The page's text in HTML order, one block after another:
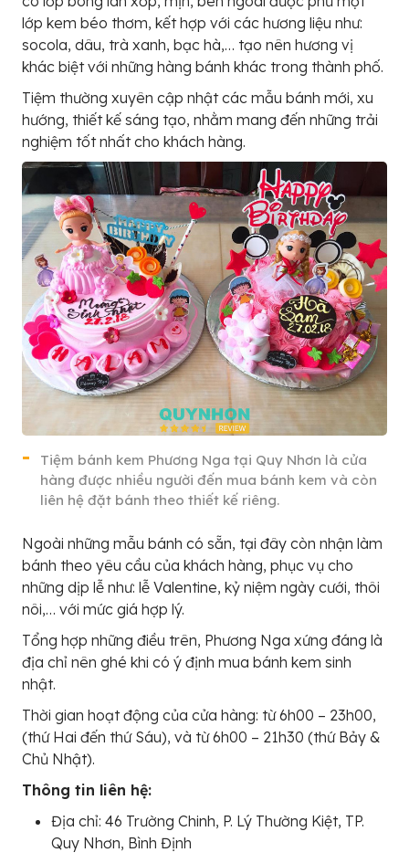
lớp kem béo thơm, kết hợp với các hương liệu như:
socola, dâu, trà xanh, bạc hà,… tạo nên hương vị
khác biệt với những hàng bánh khác trong thành phố.
Tiệm thường xuyên cập nhật các mẫu bánh mới, xu
hướng, thiết kế sáng tạo, nhằm mang đến những trải
nghiệm tốt nhất cho khách hàng.
Tiệm bánh kem Phương Nga tại Quy Nhơn là cửa
hàng được nhiều người đến mua bánh kem và còn
liên hệ đặt bánh theo thiết kế riêng.
Ngoài những mẫu bánh có sẵn, tại đây còn nhận làm
bánh theo yêu cầu của khách hàng, phục vụ cho
những dịp lễ như: lễ Valentine, kỷ niệm ngày cưới, thôi
nôi,… với mức giá hợp lý.
Tổng hợp những điều trên, Phương Nga xứng đáng là
địa chỉ nên ghé khi có ý định mua bánh kem sinh
nhật.
Thời gian hoạt động của cửa hàng: từ 6h00 – 23h00,
(thứ Hai đến thứ Sáu), và từ 6h00 – 21h30 (thứ Bảy &
Chủ Nhật).
Thông tin liên hệ:
Địa chỉ: 46 Trường Chinh, P. Lý Thường Kiệt, TP.
Quy Nhơn, Bình Định